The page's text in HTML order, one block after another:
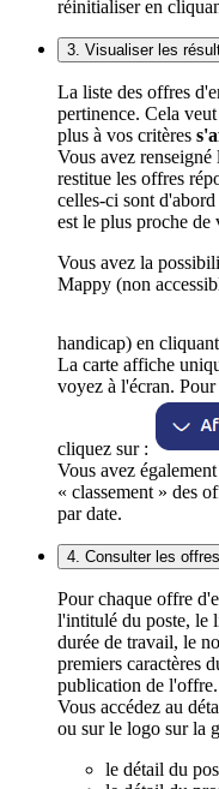
réinitialiser en
3. Visualiser les
La liste des offres
pertinence. Cela
plus à vos critères
Vous avez
restitue les offres
celles-ci sont
est le plus proche de
Vous avez la
Mappy (non
handicap) en
La carte affiche
voyez à l'écran.
cliquez sur :
Vous avez
« classement » des
par date.
4. Consulter les
Pour chaque offre
l'intitulé du poste, le
durée de travail, le
premiers caractères
publication de l'offre.
Vous accédez au
ou sur le logo sur la
le détail du